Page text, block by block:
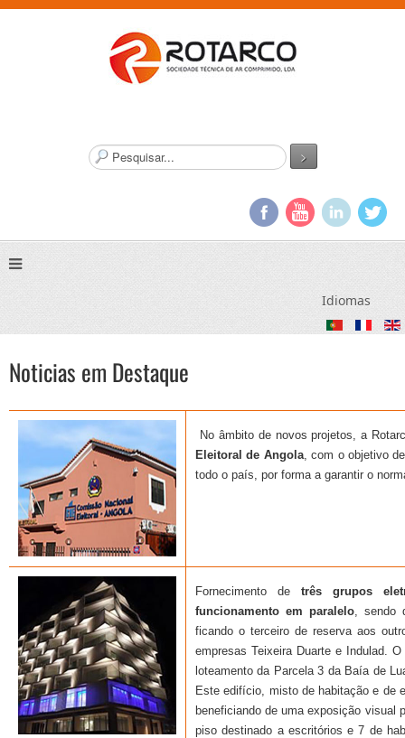
P
e
i
.
>
Idiomas
Noticias em Destaque
No âmbito de novos projetos, a
Eleitoral de Angola, com o objetivo
todo o país, por forma a garantir o
Fornecimento de três grupos
funcionamento em paralelo, sendo
ficando o terceiro de reserva aos
empresas Teixeira Duarte e Indulad.
loteamento da Parcela 3 da Baía de
Este edifício, misto de habitação e de
beneficiando de uma exposição visual
piso destinado a escritórios e 7 de